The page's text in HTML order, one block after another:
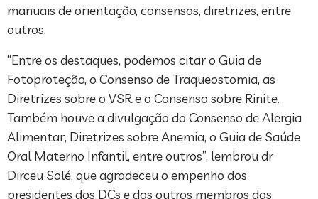
manuais de orientação, consensos, diretrizes, entre
outros.
“Entre os destaques, podemos citar o Guia de
Fotoproteção, o Consenso de Traqueostomia, as
Diretrizes sobre o VSR e o Consenso sobre Rinite.
Também houve a divulgação do Consenso de Alergia
Alimentar, Diretrizes sobre Anemia, o Guia de Saúde
Oral Materno Infantil, entre outros”, lembrou dr
Dirceu Solé, que agradeceu o empenho dos
presidentes dos DCs e dos outros membros dos